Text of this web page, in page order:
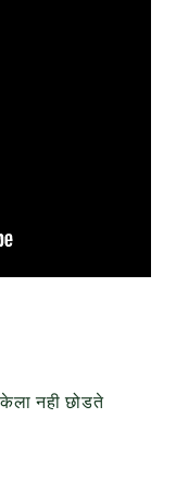
नही छोडते